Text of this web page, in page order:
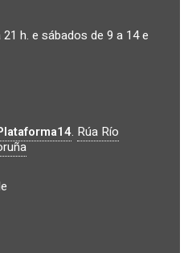
h. e sábados de 9 a 14 e
. Rúa Río